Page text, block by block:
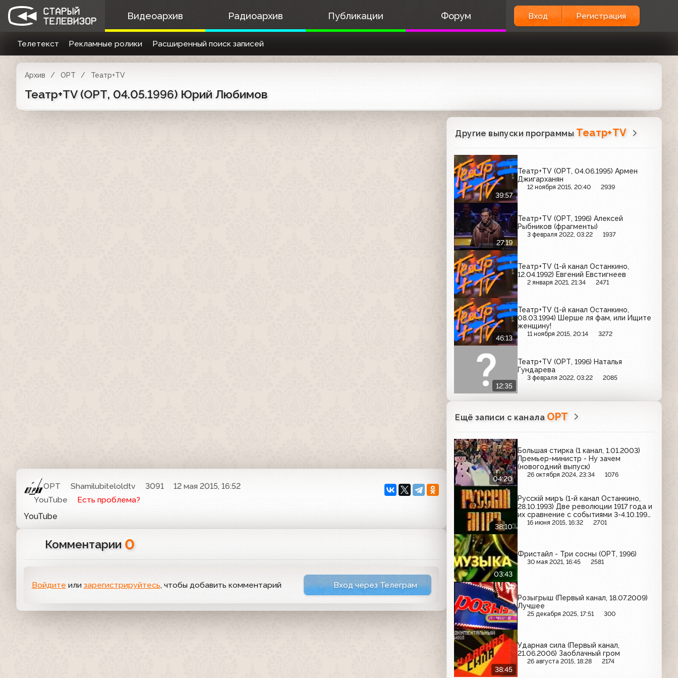
Видеоархив Радиоархив Публикации Форум Вход Регистрация
Телетекст Рекламные ролики Расширенный поиск записей
Архив ОРТ Театр+TV
Театр+TV (ОРТ, 04.05.1996) Юрий Любимов
ОРТ Shamilubiteloldtv 3091
12 мая 2015, 16:52
YouTube
Есть проблема?
YouTube
Комментарии 0
Войдите или зарегистрируйтесь, чтобы добавить комментарий Вход через Телеграм
Другие выпуски программы Театр+TV
39:57
Театр+TV (ОРТ, 04.06.1995) Армен
Джигарханян
12 ноября 2015, 20:40 2939
27:19
Театр+TV (ОРТ, 1996) Алексей
Рыбников (фрагменты)
3 февраля 2022, 03:22 1937
Театр+TV (1-й канал Останкино,
12.04.1992) Евгений Евстигнеев
2 января 2021, 21:34 2471
46:13
Театр+TV (1-й канал Останкино,
08.03.1994) Шерше ля фам, или Ищите
женщину!
11 ноября 2015, 20:14 3272
12:35
Театр+TV (ОРТ, 1996) Наталья
Гундарева
3 февраля 2022, 03:22 2085
Ещё записи с канала ОРТ
04:20
Большая стирка (1 канал, 1.01.2003)
Премьер-министр - Ну зачем
(новогодний выпуск)
26 октября 2024, 23:34 1076
38:10
Русскiй миръ (1-й канал Останкино,
28.10.1993) Две революции 1917 года и
их сравнение с событиями 3-4.10.1993;
гражданская война 1919-1921
16 июня 2015, 16:32 2701
03:43
Фристайл - Три сосны (ОРТ, 1996)
30 мая 2021, 16:45 2581
Розыгрыш (Первый канал, 18.07.2009)
Лучшее
25 декабря 2025, 17:51 300
38:45
Ударная сила (Первый канал,
21.06.2006) Заоблачный гром
26 августа 2015, 18:28 2174